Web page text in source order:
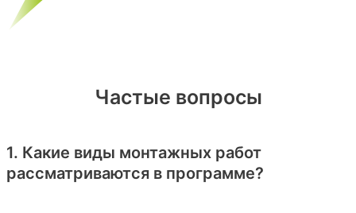
Частые вопросы
1. Какие виды монтажных работ
рассматриваются в программе?